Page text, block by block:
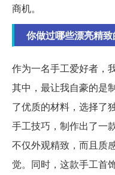
商机。
你做过哪些漂亮精
作为一名手工爱好者，
其中，最让我自豪的是
了优质的材料，选择了
手工技巧，制作出了一
不仅外观精致，而且质
觉。同时，这款手工首